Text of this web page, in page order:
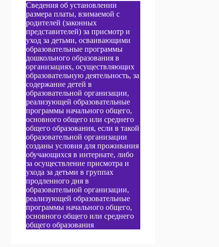
Сведения об установлении
размера платы, взимаемой с
родителей (законных
представителей) за присмотр и
уход за детьми, осваивающими
образовательные программы
дошкольного образования в
организациях, осуществляющих
образовательную деятельность, за
содержание детей в
образовательной организации,
реализующей образовательные
программы начального общего,
основного общего или среднего
общего образования, если в такой
образовательной организации
созданы условия для проживания
обучающихся в интернате, либо
за осуществление присмотра и
ухода за детьми в группах
продленного дня в
образовательной организации,
реализующей образовательные
программы начального общего,
основного общего или среднего
общего образования